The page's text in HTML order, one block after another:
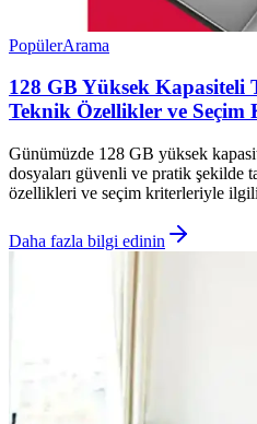
PopülerArama
128 GB Yüksek Kapasiteli
Teknik Özellikler ve Seçim
Günümüzde 128 GB yüksek
dosyaları güvenli ve pratik şekilde
özellikleri ve seçim kriterleriyle
Daha fazla bilgi edinin